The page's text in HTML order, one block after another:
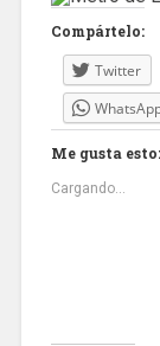
Compártelo:
Twitter
Me gusta esto:
Cargando...